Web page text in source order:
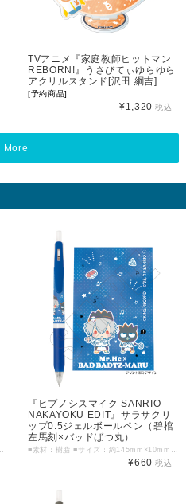
TVアニメ『家庭教師ヒットマン
REBORN!』うさびてぃゆらゆら
アクリルスタンド[沢田 綱吉]
[予約商品]
¥1,320税込
More
『ヒプノシスマイク SANRIO
NAKAYOKU EDIT』サラサクリ
ップ0.5ジェルボールペン（碧棺
左馬刻×バッドばつ丸）
¥660税込